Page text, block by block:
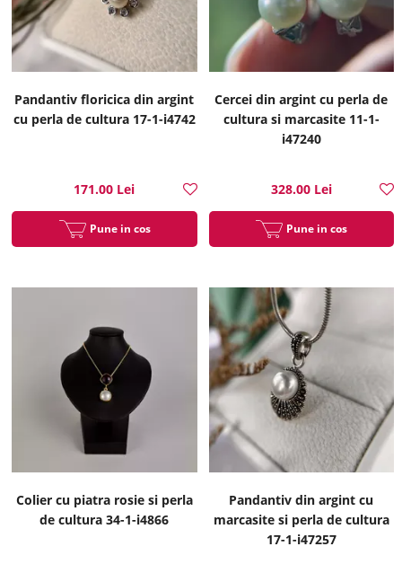
Pandantiv floricica din argint
cu perla de cultura 17-1-i4742
171.00 Lei
Pune in cos
Cercei din argint cu perla de
cultura si marcasite 11-1-
i47240
328.00 Lei
Pune in cos
Colier cu piatra rosie si perla
de cultura 34-1-i4866
Pandantiv din argint cu
marcasite si perla de cultura
17-1-i47257